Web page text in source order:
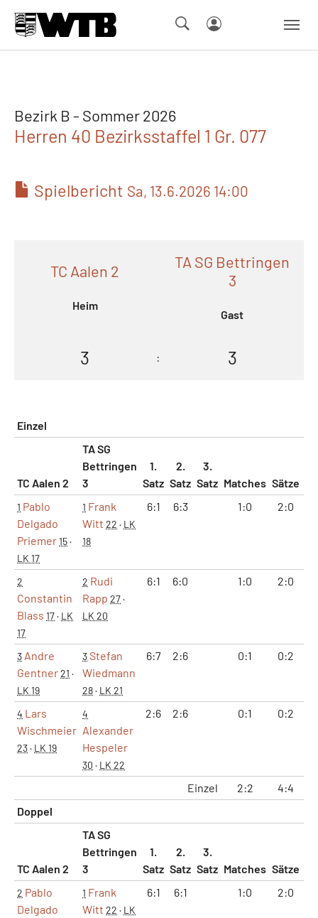
Bezirk B - Sommer 2026
Herren 40 Bezirksstaffel 1 Gr. 077
Spielbericht Sa, 13.6.2026 14:00
TC Aalen 2
Heim
TA SG Bettringen
3
Gast
3 : 3
Einzel
TC Aalen 2
TA SG
Bettringen
3
1.
Satz
2.
Satz
3.
Satz Matches Sätze
1 Pablo
Delgado
Priemer15·
LK 17
1 Frank
Witt 22 · LK
18
6:1 6:3 1:0 2:0
2
Constantin
Blass 17· LK
17
2 Rudi
Rapp 27·
LK 20
6:1 6:0 1:0 2:0
3 Andre
Gentner21 ·
LK 19
3Stefan
Wiedmann
28· LK 21
6:7 2:6 0:1 0:2
4 Lars
Wischmeier
23· LK 19
4
Alexander
Hespeler
30 · LK 22
2:6 2:6 0:1 0:2
Einzel 2:2 4:4
Doppel
TC Aalen 2
TA SG
Bettringen
3
1.
Satz
2.
Satz
3.
Satz Matches Sätze
2 Pablo
Delgado
1 Frank
Witt 22 · LK
6:1 6:1 1:0 2:0